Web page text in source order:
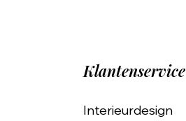
Klantenservice
Interieurdesign